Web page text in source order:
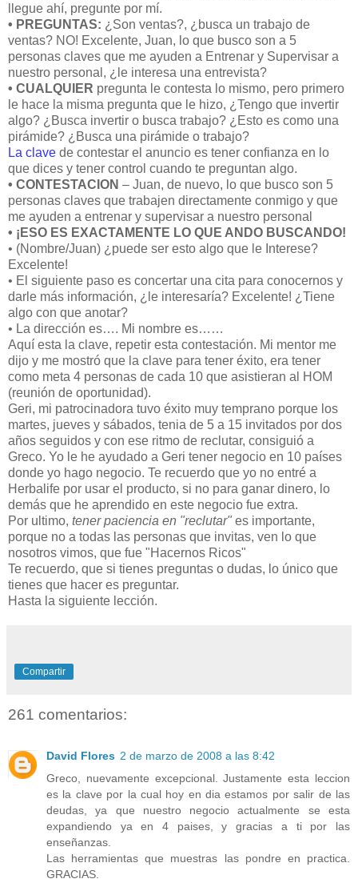
llegue ahí, pregunte por mí.
• PREGUNTAS: ¿Son ventas?, ¿busca un trabajo de
ventas? NO! Excelente, Juan, lo que busco son a 5
personas claves que me ayuden a Entrenar y Supervisar a
nuestro personal, ¿le interesa una entrevista?
• CUALQUIER pregunta le contesta lo mismo, pero primero
le hace la misma pregunta que le hizo, ¿Tengo que invertir
algo? ¿Busca invertir o busca trabajo? ¿Esto es como una
pirámide? ¿Busca una pirámide o trabajo?
La clave de contestar el anuncio es tener confianza en lo
que dices y tener control cuando te preguntan algo.
• CONTESTACION – Juan, de nuevo, lo que busco son 5
personas claves que trabajen directamente conmigo y que
me ayuden a entrenar y supervisar a nuestro personal
• ¡ESO ES EXACTAMENTE LO QUE ANDO BUSCANDO!
• (Nombre/Juan) ¿puede ser esto algo que le Interese?
Excelente!
• El siguiente paso es concertar una cita para conocernos y
darle más información, ¿le interesaría? Excelente! ¿Tiene
algo con que anotar?
• La dirección es…. Mi nombre es……
Aquí esta la clave, repetir esta contestación. Mi mentor me
dijo y me mostró que la clave para tener éxito, era tener
como meta 4 personas de cada 10 que asistieran al HOM
(reunión de oportunidad).
Geri, mi patrocinadora tuvo éxito muy temprano porque los
martes, jueves y sábados, tenia de 5 a 15 invitados por dos
años seguidos y con ese ritmo de reclutar, consiguió a
Greco. Yo le he ayudado a Geri tener negocio en 10 países
donde yo hago negocio. Te recuerdo que yo no entré a
Herbalife por usar el producto, si no para ganar dinero, lo
demás que he aprendido en este negocio fue extra.
Por ultimo, tener paciencia en "reclutar" es importante,
porque no a todas las personas que invitas, ven lo que
nosotros vimos, que fue "Hacernos Ricos"
Te recuerdo, que si tienes preguntas o dudas, lo único que
tienes que hacer es preguntar.
Hasta la siguiente lección.
Compartir
261 comentarios:
David Flores 2 de marzo de 2008 a las 8:42
Greco, nuevamente excepcional. Justamente esta leccion
es la clave por la cual hoy en dia estamos por salir de las
deudas, ya que nuestro negocio actualmente se esta
expandiendo ya en 4 paises, y gracias a ti por las
enseñanzas.
Las herramientas que muestras las pondre en practica.
GRACIAS.